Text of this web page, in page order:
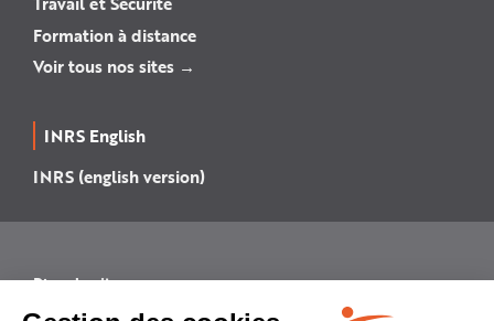
Formation à distance
Voir tous nos sites →
INRS English
INRS (english version)
Plan du site
Politique de confidentialité